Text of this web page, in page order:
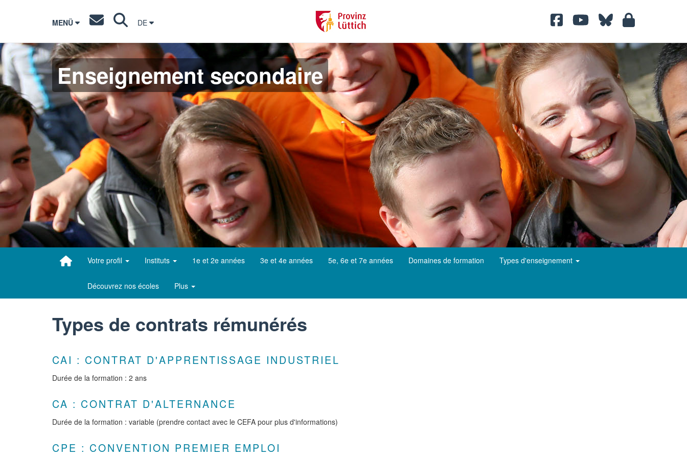
MENÜ DE
Enseignement secondaire
Votre profil Instituts 1e et 2e années 3e et 4e années 5e, 6e et 7e années Domaines de formation Types d'enseignement
Découvrez nos écoles Plus
Types de contrats rémunérés
CAI : CONTRAT D'APPRENTISSAGE INDUSTRIEL
Durée de la formation : 2 ans
CA : CONTRAT D'ALTERNANCE
Durée de la formation : variable (prendre contact avec le CEFA pour plus d'informations)
CPE : CONVENTION PREMIER EMPLOI